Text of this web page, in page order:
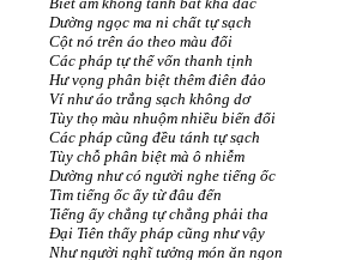
Dường ngọc ma ni chất tự sạch
Cột nó trên áo theo màu đổi
Các pháp tự thể vốn thanh tịnh
Hư vọng phân biệt thêm điên đảo
Ví như áo trắng sạch không dơ
Tùy thọ màu nhuộm nhiều biến đổi
Các pháp cũng đều tánh tự sạch
Tùy chỗ phân biệt mà ô nhiễm
Dường như có người nghe tiếng ốc
Tìm tiếng ốc ấy từ đâu đến
Tiếng ấy chẳng tự chẳng phải tha
Ðại Tiên thấy pháp cũng như vậy
Như người nghĩ tưởng món ăn ngon